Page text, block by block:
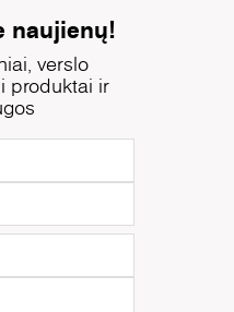
naujienų!
verslo
produktai ir